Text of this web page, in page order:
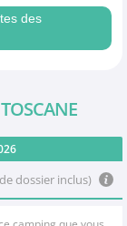
des
dossier inclus)